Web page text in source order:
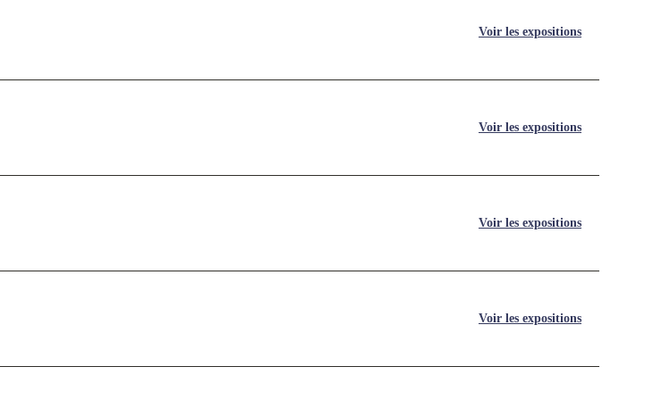
Voir les expositions
Voir les expositions
Voir les expositions
Voir les expositions